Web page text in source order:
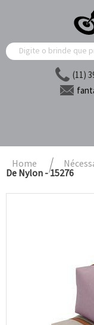
(11)
Home
De Nylon - 15276